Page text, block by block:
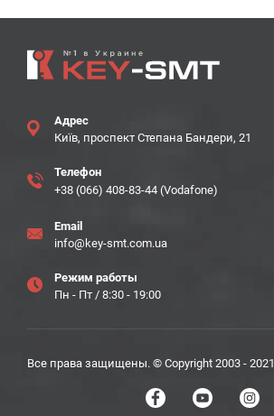
Адрес
Київ, проспект Степана Бандери, 21
Телефон
+38 (066) 408-83-44 (Vodafone)
Email
info@key-smt.com.ua
Режим работы
Пн - Пт / 8:30 - 19:00
Все права защищены. © Copyright 2003 - 2021